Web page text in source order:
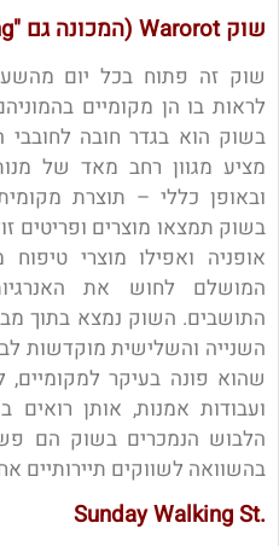
שוק Warorot (המכונה גם "Kad Luang")
לראות בו הן מקומיים
בשוק הוא בגדר חובה לחובבי
מציע מגוון רחב מאד של
ובאופן כללי – תוצרת
בשוק תמצאו מוצרים ופריטים
אופניה ואפילו מוצרי
המושלם לחוש את
השנייה והשלישית מוקדשות
שהוא פונה בעיקר
ועבודות אמנות, אותן רואים
הלבוש הנמכרים בשוק הם
בהשוואה לשווקים תיירותיים
.Sunday Walking St